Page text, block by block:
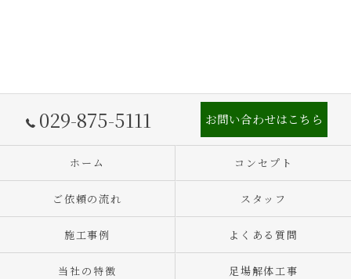
029-875-5111 お問い合わせはこちら
ホーム コンセプト
ご依頼の流れ スタッフ
施工事例 よくある質問
当社の特徴 足場解体工事